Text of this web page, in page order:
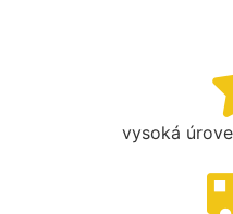
vysoká